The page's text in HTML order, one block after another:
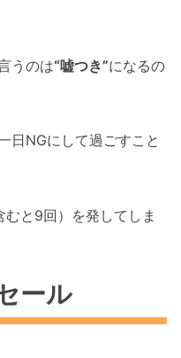
うのは“嘘つき”になるの
日NGにして過ごすこと
と9回）を発してしま
ール